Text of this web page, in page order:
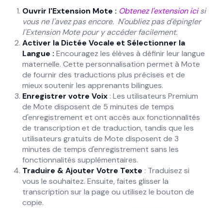
Ouvrir l'Extension Mote : Obtenez l'extension icisi
vous ne l'avez pas encore. N'oubliez pas d'épingler
l'Extension Mote pour y accéder facilement.
Activer la Dictée Vocale et Sélectionner la
Langue : Encouragez les élèves à définir leur langue
maternelle. Cette personnalisation permet à Mote
de fournir des traductions plus précises et de
mieux soutenir les apprenants bilingues.
Enregistrer votre Voix : Les utilisateurs Premium
de Mote disposent de 5 minutes de temps
d'enregistrement et ont accès aux fonctionnalités
de transcription et de traduction, tandis que les
utilisateurs gratuits de Mote disposent de 3
minutes de temps d'enregistrement sans les
fonctionnalités supplémentaires.
Traduire & Ajouter Votre Texte : Traduisez si
vous le souhaitez. Ensuite, faites glisser la
transcription sur la page ou utilisez le bouton de
copie.